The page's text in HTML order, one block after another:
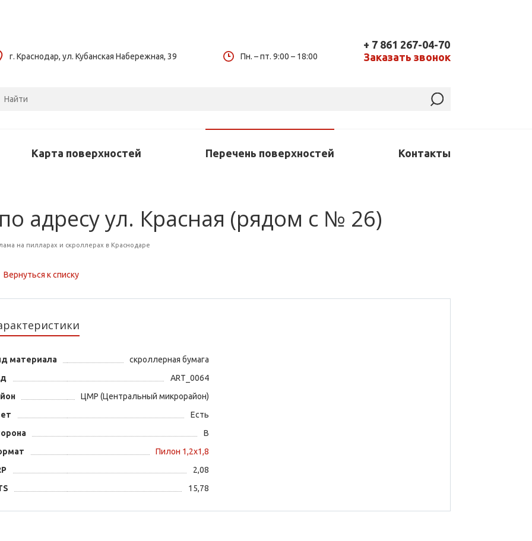
г. Краснодар, ул. Кубанская Набережная, 39 Пн. – пт. 9:00 – 18:00
+ 7 861 267-04-70
Заказать звонок
Карта поверхностей Перечень поверхностей Контакты
адресу ул. Красная (рядом с № 26)
на пилларах и скроллерах в Краснодаре
Вернуться к списку
материала
скроллерная бумага
ART_0064
ЦМР (Центральный микрорайон)
Есть
B
Пилон 1,2х1,8
2,08
15,78